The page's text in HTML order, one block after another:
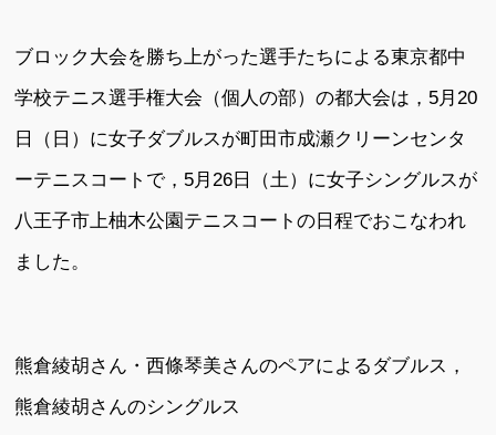
ブロック大会を勝ち上がった選手たちによる東京都中
学校テニス選手権大会（個人の部）の都大会は，5月20
日（日）に女子ダブルスが町田市成瀬クリーンセンタ
ーテニスコートで，5月26日（土）に女子シングルスが
八王子市上柚木公園テニスコートの日程でおこなわれ
ました。
熊倉綾胡さん・西條琴美さんのペアによるダブルス，
熊倉綾胡さんのシングルス